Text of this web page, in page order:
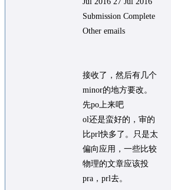
Submission Complete
Other emails
接收了，然后有几个
minor的地方要改。
先po上来吧
ol还是蛮好的，审的
比prl快多了。只是太
偏向应用，一些比较
物理的文章应该投
pra，prl去。